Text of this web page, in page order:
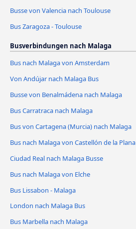
Busse von Valencia nach Toulouse
Bus Zaragoza - Toulouse
Busverbindungen nach Malaga
Bus nach Malaga von Amsterdam
Von Andújar nach Malaga Bus
Busse von Benalmádena nach Malaga
Bus Carratraca nach Malaga
Bus von Cartagena (Murcia) nach Malaga
Bus nach Malaga von Castellón de la Plana
Ciudad Real nach Malaga Busse
Bus nach Malaga von Elche
Bus Lissabon - Malaga
London nach Malaga Bus
Bus Marbella nach Malaga